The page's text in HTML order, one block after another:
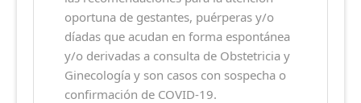
oportuna de gestantes, puérperas y/o
díadas que acudan en forma espontánea
y/o derivadas a consulta de Obstetricia y
Ginecología y son casos con sospecha o
confirmación de COVID-19.